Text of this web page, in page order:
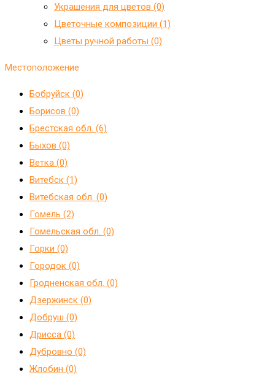
Украшения для цветов (0)
Цветочные композиции (1)
Цветы ручной работы (0)
Местоположение
Бобруйск (0)
Борисов (0)
Брестская обл. (6)
Быхов (0)
Ветка (0)
Витебск (1)
Витебская обл. (0)
Гомель (2)
Гомельская обл. (0)
Горки (0)
Городок (0)
Гродненская обл. (0)
Дзержинск (0)
Добруш (0)
Дрисса (0)
Дубровно (0)
Жлобин (0)